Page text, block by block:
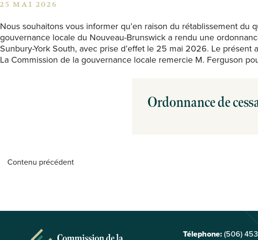
25 MAI 2026
Nous souhaitons vous informer qu’en raison du rétablissement
gouvernance locale du Nouveau-Brunswick a rendu une
Sunbury-York South, avec prise d’effet le 25 mai 2026. Le
La Commission de la gouvernance locale remercie M. Ferguson
Ordonnance de
Contenu précédent
Télephone: (506)